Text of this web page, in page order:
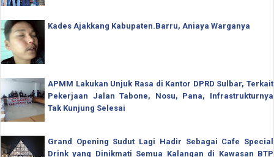
Kades Ajakkang Kabupaten.Barru, Aniaya Warganya
APMM Lakukan Unjuk Rasa di Kantor DPRD Sulbar, Terkait
Pekerjaan Jalan Tabone, Nosu, Pana, Infrastrukturnya
Tak Kunjung Selesai
Grand Opening Sudut Lagi Hadir Sebagai Cafe Special
Drink yang Dinikmati Semua Kalangan di Kawasan BTP